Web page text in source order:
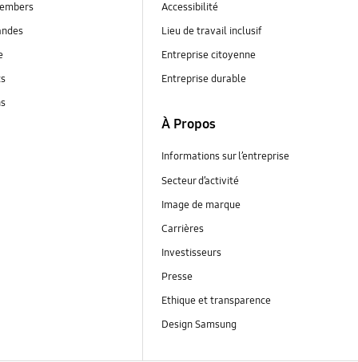
Accessibilité
Lieu de travail inclusif
Entreprise citoyenne
Entreprise durable
À Propos
Informations sur l’entreprise
Secteur d’activité
Image de marque
Carrières
Investisseurs
Presse
Ethique et transparence
Design Samsung